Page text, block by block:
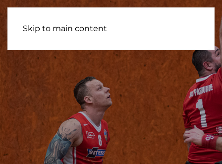
Skip to main content